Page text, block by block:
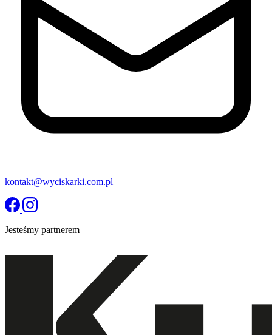
kontakt@wyciskarki.com.pl
Jesteśmy partnerem